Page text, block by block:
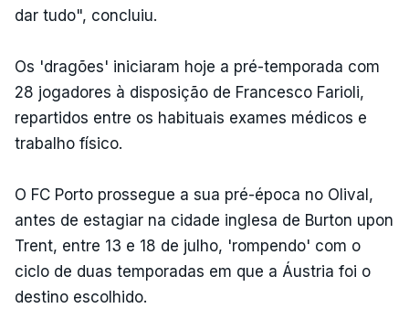
dar tudo", concluiu.
Os 'dragões' iniciaram hoje a pré-temporada com
28 jogadores à disposição de Francesco Farioli,
repartidos entre os habituais exames médicos e
trabalho físico.
O FC Porto prossegue a sua pré-época no Olival,
antes de estagiar na cidade inglesa de Burton upon
Trent, entre 13 e 18 de julho, 'rompendo' com o
ciclo de duas temporadas em que a Áustria foi o
destino escolhido.